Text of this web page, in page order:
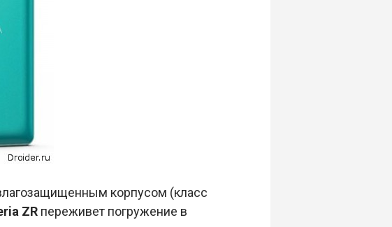
корпусом (класс
ZR переживет погружение в